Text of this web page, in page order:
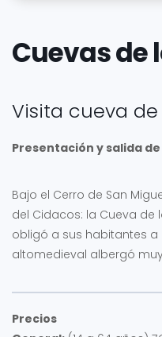
Cuevas de
Visita cueva
Presentación y salida
Bajo el Cerro de San
del Cidacos: la Cueva de
obligó a sus habitantes a
altomedieval albergó
Precios